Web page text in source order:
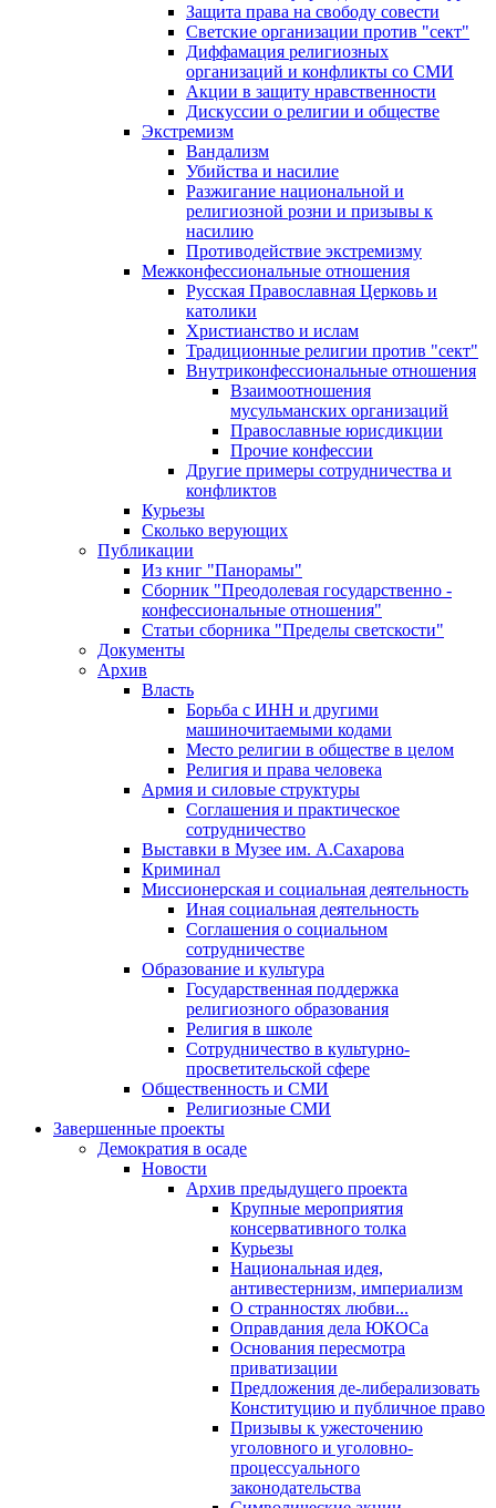
Защита права на свободу совести
Светские организации против "сект"
Диффамация религиозных
организаций и конфликты со СМИ
Акции в защиту нравственности
Дискуссии о религии и обществе
Экстремизм
Вандализм
Убийства и насилие
Разжигание национальной и
религиозной розни и призывы к
насилию
Противодействие экстремизму
Межконфессиональные отношения
Русская Православная Церковь и
католики
Христианство и ислам
Традиционные религии против "сект"
Внутриконфессиональные отношения
Взаимоотношения
мусульманских организаций
Православные юрисдикции
Прочие конфессии
Другие примеры сотрудничества и
конфликтов
Курьезы
Сколько верующих
Публикации
Из книг "Панорамы"
Сборник "Преодолевая государственно -
конфессиональные отношения"
Статьи сборника "Пределы светскости"
Документы
Архив
Власть
Борьба с ИНН и другими
машиночитаемыми кодами
Место религии в обществе в целом
Религия и права человека
Армия и силовые структуры
Соглашения и практическое
сотрудничество
Выставки в Музее им. А.Сахарова
Криминал
Миссионерская и социальная деятельность
Иная социальная деятельность
Соглашения о социальном
сотрудничестве
Образование и культура
Государственная поддержка
религиозного образования
Религия в школе
Сотрудничество в культурно-
просветительской сфере
Общественность и СМИ
Религиозные СМИ
Завершенные проекты
Демократия в осаде
Новости
Архив предыдущего проекта
Крупные мероприятия
консервативного толка
Курьезы
Национальная идея,
антивестернизм, империализм
О странностях любви...
Оправдания дела ЮКОСа
Основания пересмотра
приватизации
Предложения де-либерализовать
Конституцию и публичное право
Призывы к ужесточению
уголовного и уголовно-
процессуального
законодательства